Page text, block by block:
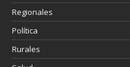
Regionales
Política
Rurales